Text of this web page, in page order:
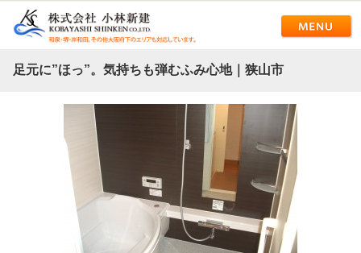
足元に”ほっ”。気持ちも弾むふみ心地｜狭山市